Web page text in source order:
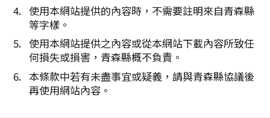
使用本網站提供的內容時，不需要註明來自青森縣
等字樣。
使用本網站提供之內容或從本網站下載內容所致任
何損失或損害，青森縣概不負責。
本條款中若有未盡事宜或疑義，請與青森縣協議後
再使用網站內容。